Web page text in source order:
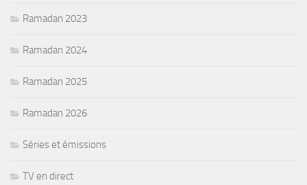
Ramadan 2023
Ramadan 2024
Ramadan 2025
Ramadan 2026
Séries et émissions
TV en direct